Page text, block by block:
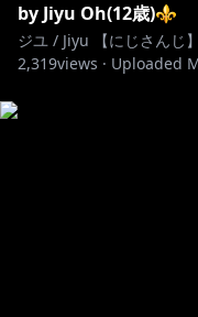
by Jiyu Oh(12歳)⚜
ジユ / Jiyu 【にじさんじ】
2,319views · Uploaded